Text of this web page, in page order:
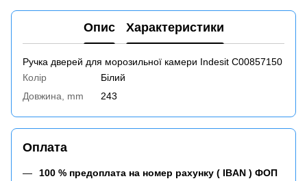
Опис Характеристики
Ручка дверей для морозильної камери Indesit C00857150
Колір
Білий
Довжина, mm
243
Оплата
100 % предоплата на номер рахунку ( IBAN ) ФОП